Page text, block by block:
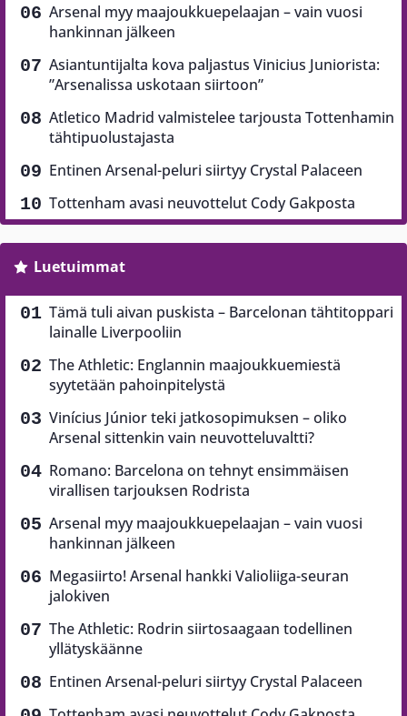
Arsenal myy maajoukkuepelaajan – vain vuosi
hankinnan jälkeen
Asiantuntijalta kova paljastus Vinicius Juniorista:
”Arsenalissa uskotaan siirtoon”
Atletico Madrid valmistelee tarjousta Tottenhamin
tähtipuolustajasta
Entinen Arsenal-peluri siirtyy Crystal Palaceen
Tottenham avasi neuvottelut Cody Gakposta
Luetuimmat
Tämä tuli aivan puskista – Barcelonan tähtitoppari
lainalle Liverpooliin
The Athletic: Englannin maajoukkuemiestä
syytetään pahoinpitelystä
Vinícius Júnior teki jatkosopimuksen – oliko
Arsenal sittenkin vain neuvotteluvaltti?
Romano: Barcelona on tehnyt ensimmäisen
virallisen tarjouksen Rodrista
Arsenal myy maajoukkuepelaajan – vain vuosi
hankinnan jälkeen
Megasiirto! Arsenal hankki Valioliiga-seuran
jalokiven
The Athletic: Rodrin siirtosaagaan todellinen
yllätyskäänne
Entinen Arsenal-peluri siirtyy Crystal Palaceen